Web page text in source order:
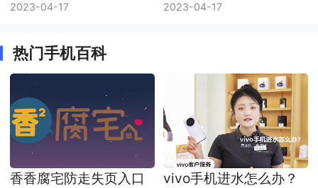
2023-04-17 2023-04-17
热门手机百科
香香腐宅防走失页入口
vivo手机进水怎么办？